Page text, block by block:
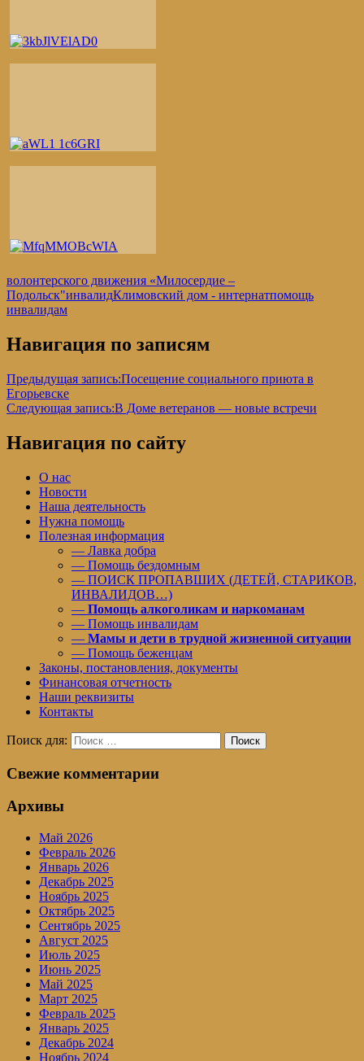
волонтерского движения «Милосердие –
Подольск"инвалидКлимовский дом - интернатпомощь
инвалидам
Навигация по записям
Предыдущая запись:Посещение социального приюта в
Егорьевске
Следующая запись:В Доме ветеранов — новые встречи
Навигация по сайту
О нас
Новости
Наша деятельность
Нужна помощь
Полезная информация
— Лавка добра
— Помощь бездомным
— ПОИСК ПРОПАВШИХ (ДЕТЕЙ, СТАРИКОВ,
ИНВАЛИДОВ…)
— Помощь алкоголикам и наркоманам
— Помощь инвалидам
— Мамы и дети в трудной жизненной ситуации
— Помощь беженцам
Законы, постановления, документы
Финансовая отчетность
Наши реквизиты
Контакты
Поиск для: Поиск
Свежие комментарии
Архивы
Май 2026
Февраль 2026
Январь 2026
Декабрь 2025
Ноябрь 2025
Октябрь 2025
Сентябрь 2025
Август 2025
Июль 2025
Июнь 2025
Май 2025
Март 2025
Февраль 2025
Январь 2025
Декабрь 2024
Ноябрь 2024